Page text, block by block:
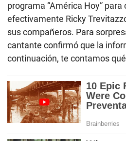
programa “América Hoy” para
efectivamente Ricky
sus compañeros. Para
cantante confirmó que la
continuación, te contamos